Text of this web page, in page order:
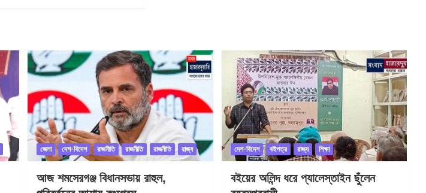
জেলা দেশ-বিদেশ রাজনীতি রাজনীতি রাজনীতি রাজ্য
আজ শমসেরগঞ্জ বিধানসভায় রাহুল,
দেশ-বিদেশ বইপত্র রাজ্য শিক্ষা
বইয়ের অলিন্দ ধরে প্যালেস্তাইন ছুঁলেন